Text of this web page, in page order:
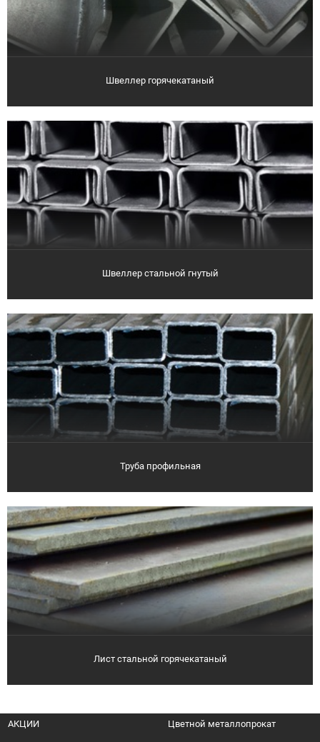
Швеллер горячекатаный
Швеллер стальной гнутый
Труба профильная
Лист стальной горячекатаный
АКЦИИ Цветной металлопрокат